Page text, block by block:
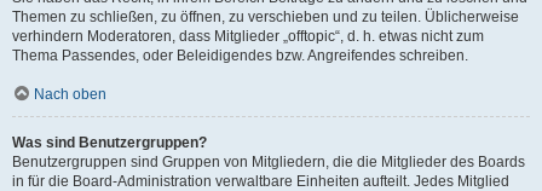
Themen zu schließen, zu öffnen, zu verschieben und zu teilen. Üblicherweise
verhindern Moderatoren, dass Mitglieder „offtopic“, d. h. etwas nicht zum
Thema Passendes, oder Beleidigendes bzw. Angreifendes schreiben.
Nach oben
Was sind Benutzergruppen?
Benutzergruppen sind Gruppen von Mitgliedern, die die Mitglieder des Boards
in für die Board-Administration verwaltbare Einheiten aufteilt. Jedes Mitglied